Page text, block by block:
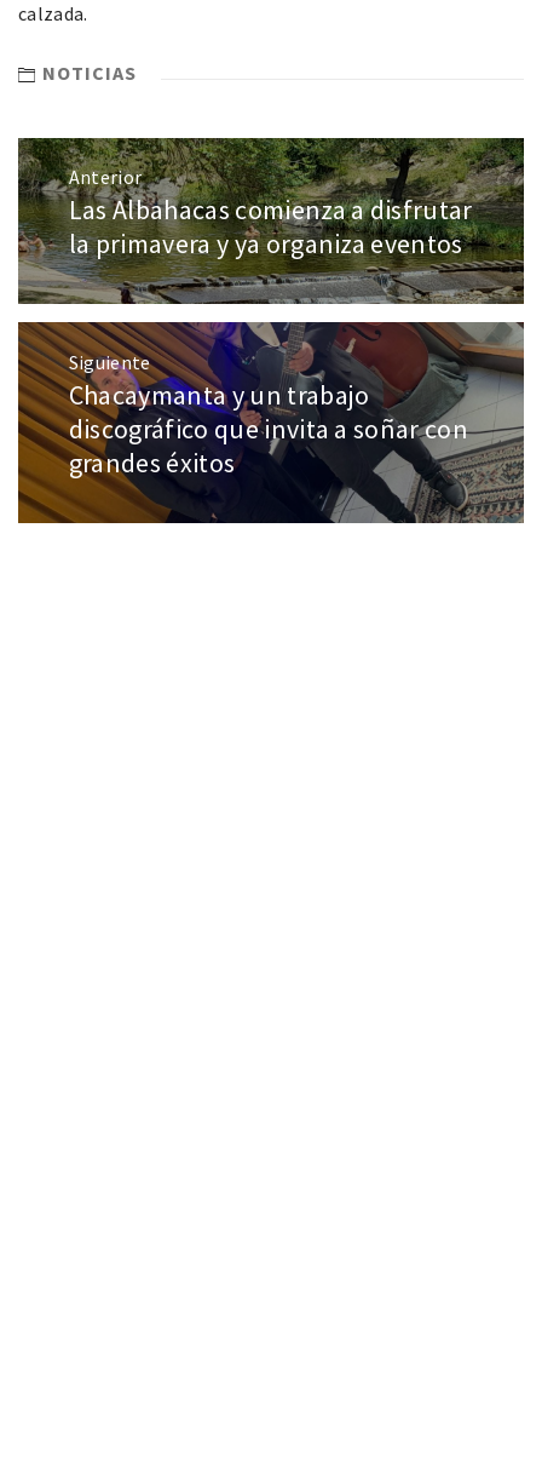
calzada.
NOTICIAS
Anterior
Las Albahacas comienza a disfrutar
la primavera y ya organiza eventos
Siguiente
Chacaymanta y un trabajo
discográfico que invita a soñar con
grandes éxitos